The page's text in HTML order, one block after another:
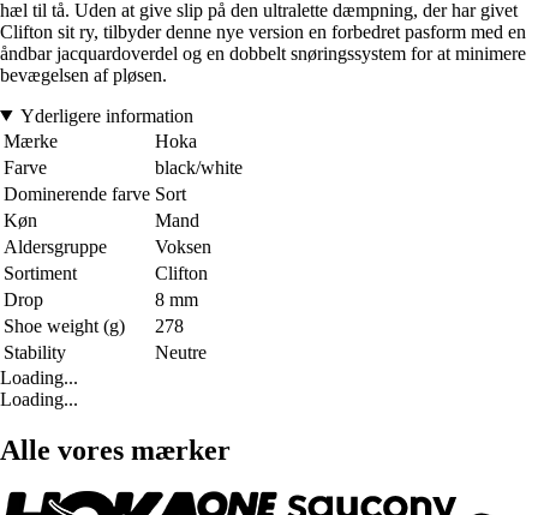
hæl til tå. Uden at give slip på den ultralette dæmpning, der har givet
Clifton sit ry, tilbyder denne nye version en forbedret pasform med en
åndbar jacquardoverdel og en dobbelt snøringssystem for at minimere
bevægelsen af pløsen.
Yderligere information
Mærke
Hoka
Farve
black/white
Dominerende farve Sort
Køn
Mand
Aldersgruppe
Voksen
Sortiment
Clifton
Drop
8 mm
Shoe weight (g)
278
Stability
Neutre
Loading...
Loading...
Alle vores mærker